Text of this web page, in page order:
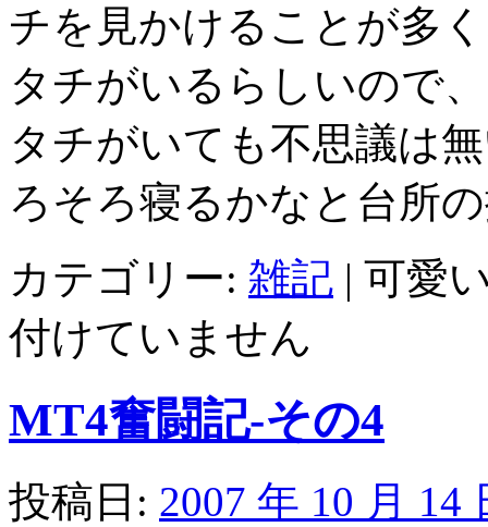
チを見かけることが多
タチがいるらしいので
タチがいても不思議は
ろそろ寝るかなと台所
カテゴリー: 雑記 | 可愛
付けていません
MT4奮闘記-その4
投稿日: 2007 年 10 月 14